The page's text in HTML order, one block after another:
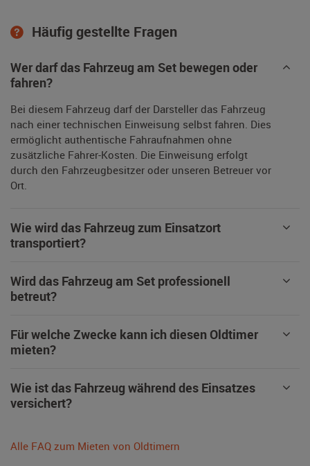
Häufig gestellte Fragen
Wer darf das Fahrzeug am Set bewegen oder
fahren?
Bei diesem Fahrzeug darf der Darsteller das Fahrzeug
nach einer technischen Einweisung selbst fahren. Dies
ermöglicht authentische Fahraufnahmen ohne
zusätzliche Fahrer-Kosten. Die Einweisung erfolgt
durch den Fahrzeugbesitzer oder unseren Betreuer vor
Ort.
Wie wird das Fahrzeug zum Einsatzort
transportiert?
Wird das Fahrzeug am Set professionell
betreut?
Für welche Zwecke kann ich diesen Oldtimer
mieten?
Wie ist das Fahrzeug während des Einsatzes
versichert?
Alle FAQ zum Mieten von Oldtimern